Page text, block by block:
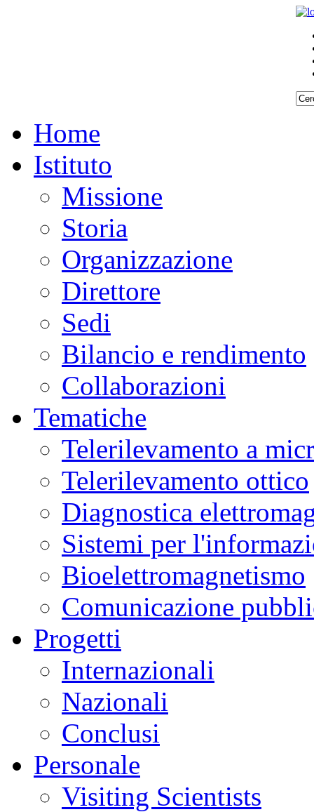
Home
Istituto
Missione
Storia
Organizzazione
Direttore
Sedi
Bilancio e rendimento
Collaborazioni
Tematiche
Telerilevamento a
Telerilevamento ottico
Diagnostica
Sistemi per
Bioelettromagnetismo
Comunicazione
Progetti
Internazionali
Nazionali
Conclusi
Personale
Visiting Scientists